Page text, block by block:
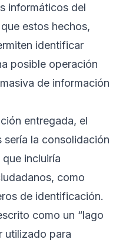
informáticos del
estos hechos,
identificar
posible operación
de información
entregada, el
la consolidación
incluiría
como
de identificación.
como un “lago
utilizado para